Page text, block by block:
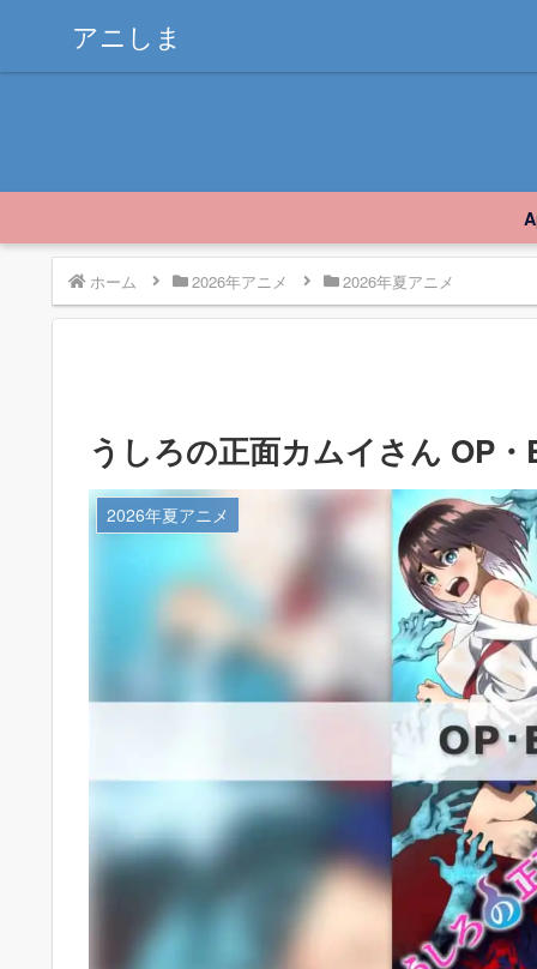
アニしま
ホーム 2026年アニメ 2026年夏アニメ
うしろの正面カムイさん OP
2026年夏アニメ